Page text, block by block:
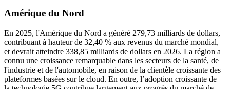
Amérique du Nord
En 2025, l'Amérique du Nord a généré 279,73 milliards de dollars,
contribuant à hauteur de 32,40 % aux revenus du marché mondial,
et devrait atteindre 338,85 milliards de dollars en 2026. La région a
connu une croissance remarquable dans les secteurs de la santé, de
l'industrie et de l'automobile, en raison de la clientèle croissante des
plateformes basées sur le cloud. En outre, l’adoption croissante de